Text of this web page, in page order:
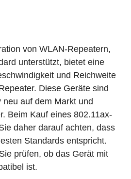
von WLAN-Repeatern,
unterstützt, bietet eine
und Reichweite
Diese Geräte sind
neu auf dem Markt und
Beim Kauf eines 802.11ax-
daher darauf achten, dass
Standards entspricht.
prüfen, ob das Gerät mit
ist.